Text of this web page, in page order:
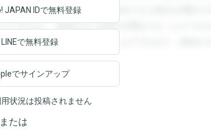
覧することができます。登録すると回答を閲覧する
できます。登録すると回答を閲覧することができま
録すると回答を閲覧することができます。登録する
JAPAN IDで無料登録
LINEで無料登録
でサインアップ
状況は投稿されません
または